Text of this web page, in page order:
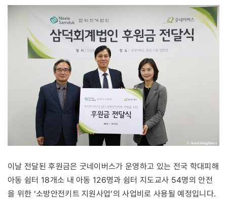
이날 전달된 후원금은 굿네이버스가 운영하고 있는 전국 학대피해
아동 쉼터 18개소 내 아동 126명과 쉼터 지도교사 54명의 안전
을 위한 ‘소방안전키트 지원사업’의 사업비로 사용될 예정입니다.